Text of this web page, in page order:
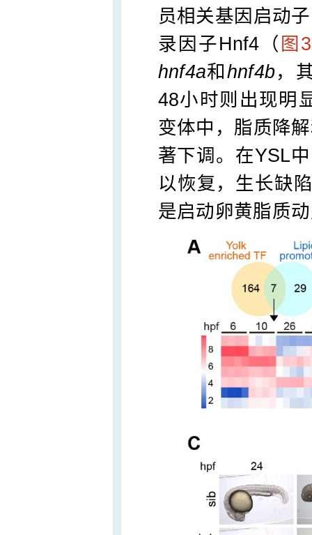
员相关基因启动
录因子Hnf4（ 图3
hnf4a和 hnf4b，
48小时则出现明
变体中，脂质降
著下调。在YSL
以恢复，生长缺
是启动卵黄脂质